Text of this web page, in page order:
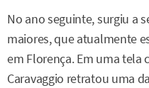
No ano seguinte, surgiu a
maiores, que atualmente
em Florença. Em uma tela
Caravaggio retratou uma